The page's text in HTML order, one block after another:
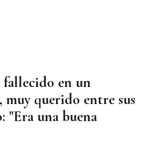
en un
querido entre sus
"Era una buena